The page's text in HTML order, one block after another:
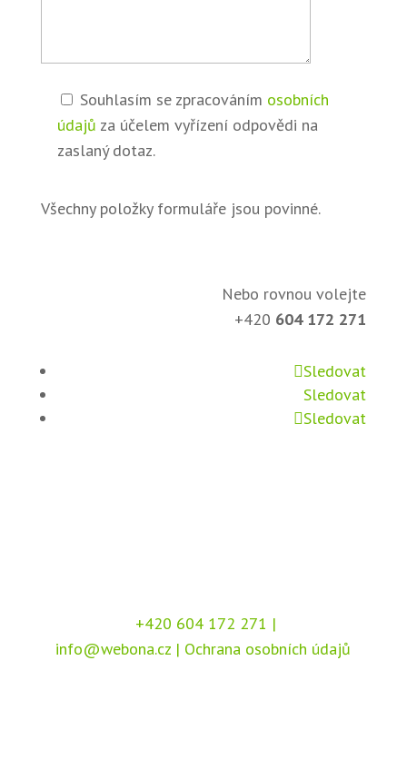
Souhlasím se zpracováním osobních
údajů za účelem vyřízení odpovědi na
zaslaný dotaz.
Všechny položky formuláře jsou povinné.
Nebo rovnou volejte
+420 604 172 271
Sledovat
Sledovat
Sledovat
+420 604 172 271 |
info@webona.cz | Ochrana osobních údajů